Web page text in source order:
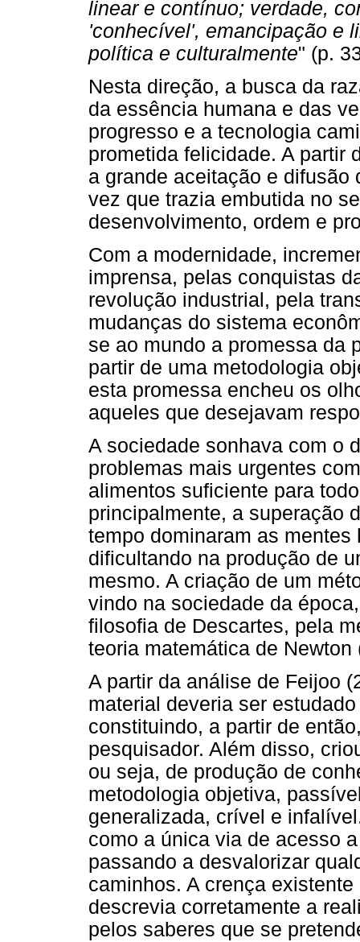
linear e contínuo; verdade,
'conhecível', emancipação e
política e culturalmente" (p.
Nesta direção, a busca da
da essência humana e das
progresso e a tecnologia
prometida felicidade. A partir
a grande aceitação e difusão
vez que trazia embutida no
desenvolvimento, ordem e
Com a modernidade,
imprensa, pelas conquistas
revolução industrial, pela
mudanças do sistema
se ao mundo a promessa da
partir de uma metodologia
esta promessa encheu os
aqueles que desejavam
A sociedade sonhava com o
problemas mais urgentes
alimentos suficiente para
principalmente, a superação
tempo dominaram as
dificultando na produção de
mesmo. A criação de um
vindo na sociedade da
filosofia de Descartes, pela
teoria matemática de Newton
A partir da análise de Feijoo
material deveria ser
constituindo, a partir de
pesquisador. Além disso,
ou seja, de produção de
metodologia objetiva,
generalizada, crível e
como a única via de acesso
passando a desvalorizar
caminhos. A crença
descrevia corretamente a
pelos saberes que se